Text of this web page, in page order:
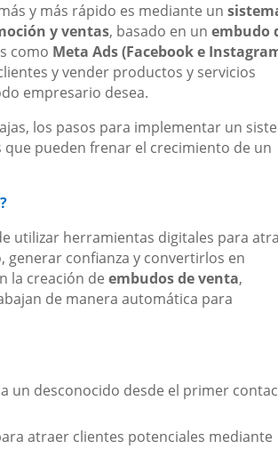
y más rápido es mediante un
y ventas, basado en unembudo
como Meta Ads (Facebook e
y vender productos y servicios
empresario desea.
los pasos para implementar un
pueden frenar el crecimiento de un
utilizar herramientas digitales para
confianza y convertirlos en
la creación deembudos de venta,
de manera automática para
un desconocido desde el primer
atraer clientes potenciales mediante